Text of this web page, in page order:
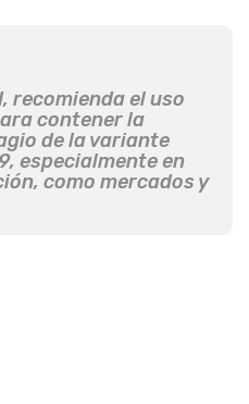
recomienda el uso
contener la
de la variante
especialmente en
como mercados y